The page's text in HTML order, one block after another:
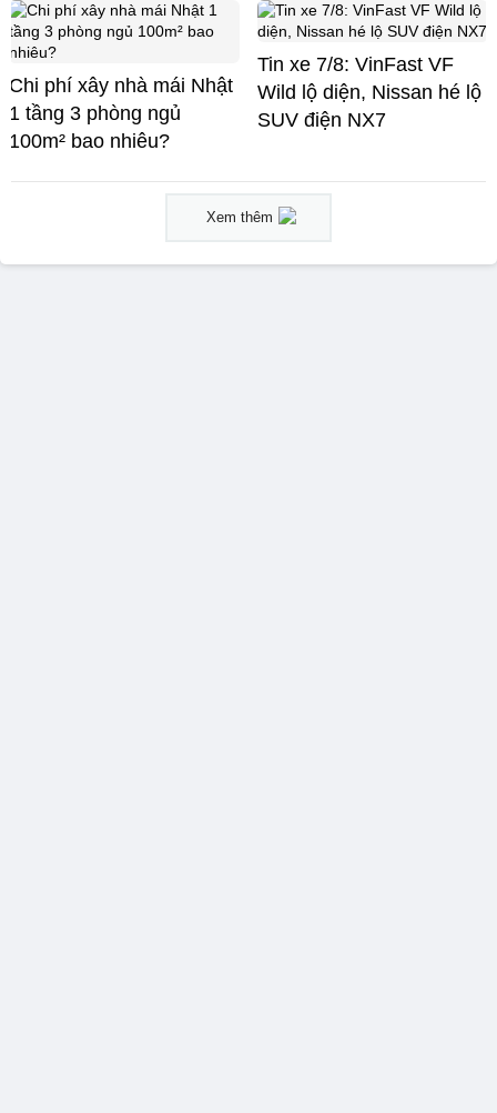
Chi phí xây nhà mái Nhật
1 tầng 3 phòng ngủ
100m² bao nhiêu?
Tin xe 7/8: VinFast VF
Wild lộ diện, Nissan hé lộ
SUV điện NX7
Xem thêm